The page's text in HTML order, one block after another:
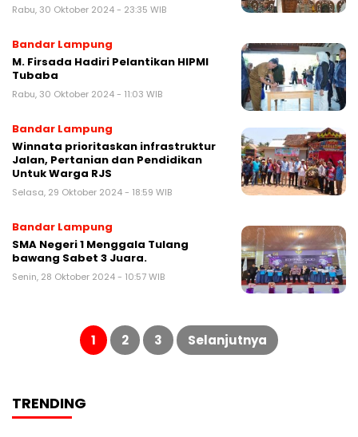
Rabu, 30 Oktober 2024 - 23:35 WIB
Bandar Lampung
M. Firsada Hadiri Pelantikan HIPMI
Tubaba
Rabu, 30 Oktober 2024 - 11:03 WIB
Bandar Lampung
Winnata prioritaskan infrastruktur
Jalan, Pertanian dan Pendidikan
Untuk Warga RJS
Selasa, 29 Oktober 2024 - 18:59 WIB
Bandar Lampung
SMA Negeri 1 Menggala Tulang
bawang Sabet 3 Juara.
Senin, 28 Oktober 2024 - 10:57 WIB
Paginasi
1 2 3 Selanjutnya
TRENDING